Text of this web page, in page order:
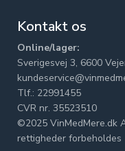
Kontakt os
Online/lager:
Sverigesvej 3, 6600
Tlf.: 22991455
CVR nr. 35523510
©2025 VinMedMere.dk
rettigheder forbeholdes